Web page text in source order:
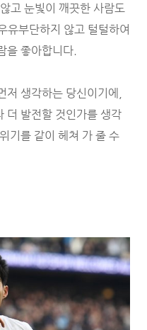
고 눈빛이 깨끗한 사람도
유부단하지 않고 털털하여
을 좋아합니다.
생각하는 당신이기에,
더 발전할 것인가를 생각
기를 같이 헤쳐 가 줄 수